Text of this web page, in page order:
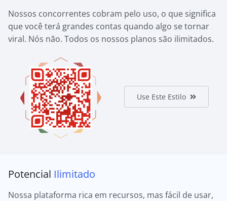
Nossos concorrentes cobram pelo uso, o que significa
que você terá grandes contas quando algo se tornar
viral. Nós não. Todos os nossos planos são ilimitados.
Use Este Estilo
Potencial Ilimitado
Nossa plataforma rica em recursos, mas fácil de usar,